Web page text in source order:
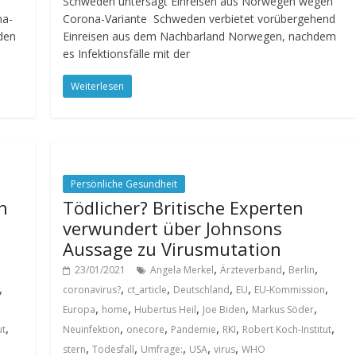
Corona-Variante Schweden verbietet vorübergehend
Einreisen aus dem Nachbarland Norwegen, nachdem
es Infektionsfälle mit der
Weiterlesen
,
,
Persönliche Gesundheit
Tödlicher? Britische Experten
verwundert über Johnsons
Aussage zu Virusmutation
23/01/2021 Angela Merkel,Ärzteverband, Berlin,
coronavirus?, ct_article, Deutschland, EU, EU-Kommission,
Europa, home, Hubertus Heil, Joe Biden, Markus Söder,
Neuinfektion, onecore, Pandemie, RKI, Robert Koch-Institut,
stern,Todesfall, Umfrage:, USA,virus,WHO